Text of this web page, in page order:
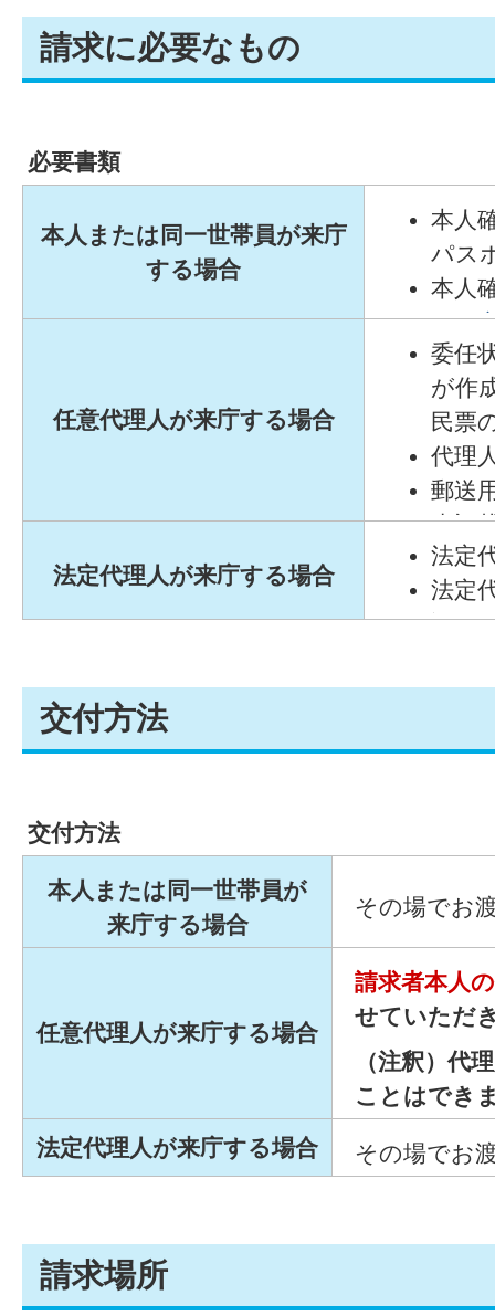
請求に必要なもの
必要書類
本人または同一世帯員が来庁
する場合
本人
パス
本人
は、
要と
てを
任意代理人が来庁する場合
委任
が作
民票
代理
郵送
先記
法定代理人が来庁する場合
法定
法定
認で
交付方法
交付方法
本人または同一世帯員が
来庁する場合
その場でお
任意代理人が来庁する場合
請求者本人
せていただ
（注釈）代
ことはでき
法定代理人が来庁する場合 その場でお
請求場所